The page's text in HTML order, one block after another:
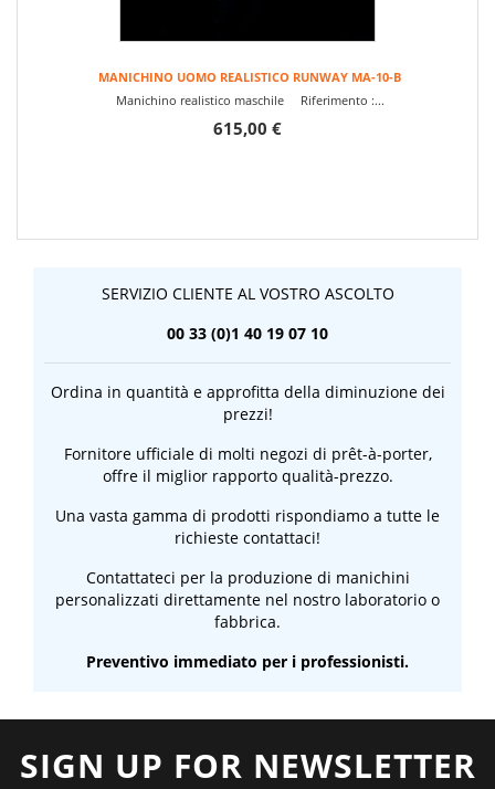
MANICHINO UOMO REALISTICO RUNWAY MA-10-B
Manichino realistico maschile Riferimento :...
615,00 €
SERVIZIO CLIENTE AL VOSTRO ASCOLTO
00 33 (0)1 40 19 07 10
Ordina in quantità e approfitta della diminuzione dei
prezzi!
Fornitore ufficiale di molti negozi di prêt-à-porter,
offre il miglior rapporto qualità-prezzo.
Una vasta gamma di prodotti rispondiamo a tutte le
richieste contattaci!
Contattateci per la produzione di manichini
personalizzati direttamente nel nostro laboratorio o
fabbrica.
Preventivo immediato per i professionisti.
SIGN UP FOR NEWSLETTER